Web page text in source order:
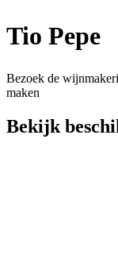
Tio Pepe
Bezoek de
maken
Bekijk